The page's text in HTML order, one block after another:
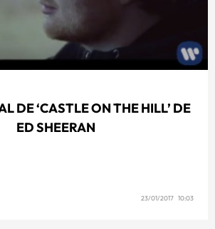
DE ‘CASTLE ON THE HILL’ DE
ED SHEERAN
23/01/2017 10:03